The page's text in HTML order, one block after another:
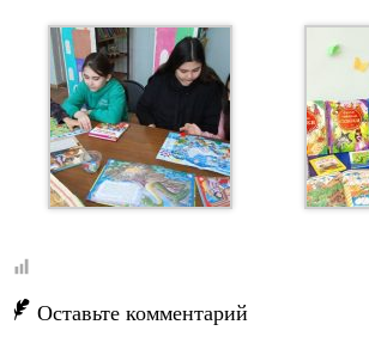
Оставьте комментарий